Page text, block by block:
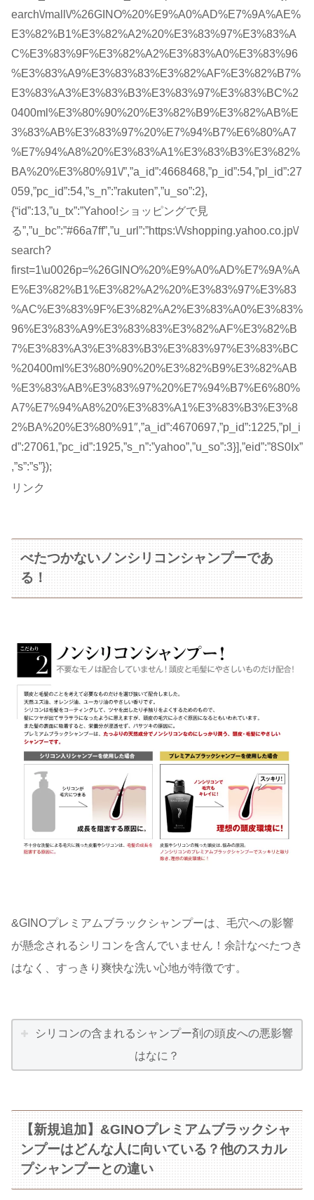
earch\/mall\/%26GINO%20%E9%A0%AD%E7%9A%AE%
E3%82%B1%E3%82%A2%20%E3%83%97%E3%83%A
C%E3%83%9F%E3%82%A2%E3%83%A0%E3%83%96
%E3%83%A9%E3%83%83%E3%82%AF%E3%82%B7%
E3%83%A3%E3%83%B3%E3%83%97%E3%83%BC%2
0400ml%E3%80%90%20%E3%82%B9%E3%82%AB%E
3%83%AB%E3%83%97%20%E7%94%B7%E6%80%A7
%E7%94%A8%20%E3%83%A1%E3%83%B3%E3%82%
BA%20%E3%80%91\/”,”a_id”:4668468,”p_id”:54,”pl_id”:27
059,”pc_id”:54,”s_n”:”rakuten”,”u_so”:2},
{“id”:13,”u_tx”:”Yahoo!ショッピングで見
る”,”u_bc”:”#66a7ff”,”u_url”:”https:\/\/shopping.yahoo.co.jp\/
search?
first=1\u0026p=%26GINO%20%E9%A0%AD%E7%9A%A
E%E3%82%B1%E3%82%A2%20%E3%83%97%E3%83
%AC%E3%83%9F%E3%82%A2%E3%83%A0%E3%83%
96%E3%83%A9%E3%83%83%E3%82%AF%E3%82%B
7%E3%83%A3%E3%83%B3%E3%83%97%E3%83%BC
%20400ml%E3%80%90%20%E3%82%B9%E3%82%AB
%E3%83%AB%E3%83%97%20%E7%94%B7%E6%80%
A7%E7%94%A8%20%E3%83%A1%E3%83%B3%E3%8
2%BA%20%E3%80%91″,”a_id”:4670697,”p_id”:1225,”pl_i
d”:27061,”pc_id”:1925,”s_n”:”yahoo”,”u_so”:3}],”eid”:”8S0Ix”
,”s”:”s”});
リンク
べたつかないノンシリコンシャンプーであ
る！
&GINOプレミアムブラックシャンプーは、毛穴への影響
が懸念されるシリコンを含んでいません！余計なべたつき
はなく、すっきり爽快な洗い心地が特徴です。
シリコンの含まれるシャンプー剤の頭皮への悪影響
はなに？
【新規追加】&GINOプレミアムブラックシャ
ンプーはどんな人に向いている？他のスカル
プシャンプーとの違い